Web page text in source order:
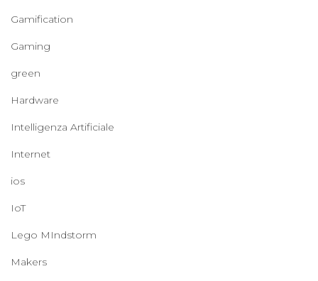
Gamification
Gaming
green
Hardware
Intelligenza Artificiale
Internet
ios
IoT
Lego MIndstorm
Makers